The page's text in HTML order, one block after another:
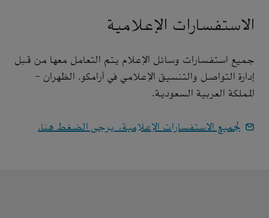
الاستفسارات الإعلامية
جميع استفسارات وسائل الإعلام يتم التعامل معها من قبل
إدارة التواصل والتنسيق الإعلامي في أرامكو. الظهران -
المملكة العربية السعودية.
لجميع الاستفسارات الإعلامية، يرجى الضغط هنا.